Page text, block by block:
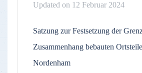
Updated on 12 Februar 2024
Satzung zur Festsetzung der
Zusammenhang bebauten
Nordenham